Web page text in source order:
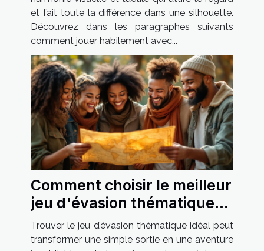
et fait toute la différence dans une silhouette.
Découvrez dans les paragraphes suivants
comment jouer habilement avec...
Comment choisir le meilleur
jeu d'évasion thématique
pour votre prochaine sortie
?
Trouver le jeu d’évasion thématique idéal peut
transformer une simple sortie en une aventure